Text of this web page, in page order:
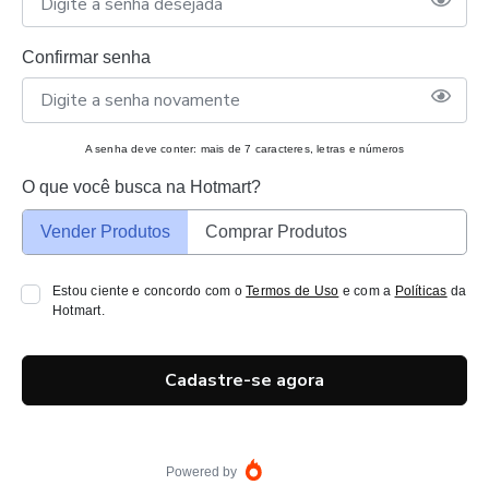
Confirmar senha
A senha deve conter: mais de 7 caracteres, letras e números
O que você busca na Hotmart?
Vender Produtos Comprar Produtos
Estou ciente e concordo com oTermos de Uso e com a Políticas da
Hotmart.
Cadastre-se agora
Powered by